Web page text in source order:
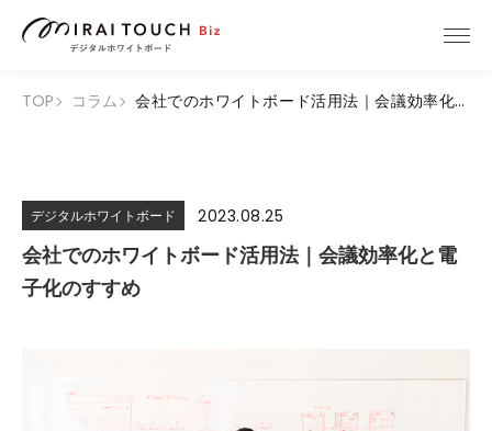
TOP コラム 会社でのホワイトボード活用法｜会議効率化と電子化のすすめ
デジタルホワイトボード 2023.08.25
会社でのホワイトボード活用法｜会議効率化と電
子化のすすめ